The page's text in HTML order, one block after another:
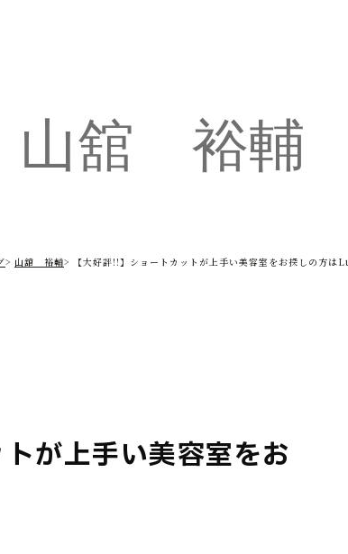
山舘 裕輔
山舘 裕輔 【大好評!!】ショートカットが上手い美容室をお探しの方は
が上手い美容室をお